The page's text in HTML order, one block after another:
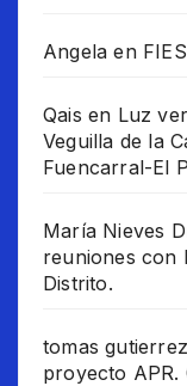
Angela en
Qais en Luz
Veguilla de la
Fuencarral-El
María Nieves
reuniones con
Distrito.
tomas gutierrez
proyecto APR.